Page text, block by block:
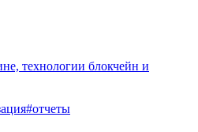
технологии блокчейн и
#отчеты